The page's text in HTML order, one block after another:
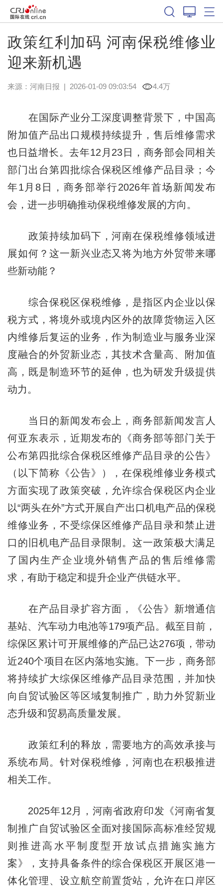
政策红利加码 河南保税维修业
迎来新机遇
来源： 河南日报 | 2026-01-09 09:03:54 4.4万
在国际产业分工深度调整背景下，中国高
附加值产品出口规模持续提升，售后维修需求
也日益增长。去年12月23日，商务部会同相关
部门出台第四批综合保税区维修产品目录；今
年1月8日，商务部举行2026年首场新闻发布
会，进一步明确推动保税维修发展的方向。
政策持续加码下，河南在保税维修领域进
展如何？这一新兴业态又将为地方外贸带来哪
些新动能？
综合保税区保税维修，是指区内企业以保
税方式，将境外或境内区外的故障货物运入区
内维修后复运的业务，作为制造业与服务业深
度融合的外贸新业态，其技术含量高、附加值
高，既是制造环节的延伸，也为研发升级提供
动力。
当日的新闻发布会上，商务部新闻发言人
何亚东表示，近期发布的《商务部等部门关于
公布第四批综合保税区维修产品目录的公告》
（以下简称《公告》），在保税维修业务模式
方面实现了政策突破，允许综合保税区内企业
以“两头在外”方式开展自产出口机电产品的保税
维修业务，不受综保区维修产品目录和禁止进
口的旧机电产品目录限制。这一政策极大满足
了国内生产企业境外销售产品的售后维修需
求，有助于稳定和提升企业产供链水平。
在产品目录扩容方面，《公告》新增通信
基站、汽车动力电池等179项产品。截至目前，
综保区累计可开展维修的产品已达276项，带动
近240个项目在区内落地实施。下一步，商务部
将持续扩大综保区维修产品目录范围，并加快
向自贸试验区等区域复制推广，助力外贸新业
态升级和贸易高质量发展。
政策红利的释放，需要地方的高效承接与
系统布局。针对保税维修，河南也在积极推进
相关工作。
2025年12月，河南省政府印发《河南省复
制推广自贸试验区全面对接国际高标准经贸规
则推进高水平制度型开放试点措施实施方
案》，支持具备条件的综合保税区开展区港一
体化管理、设立航空前置货站，允许在口岸区